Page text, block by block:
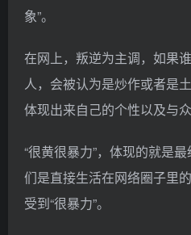
象”。
在网上，叛逆为主调，如果
人，会被认为是炒作或者是
体现出来自己的个性以及与众
“很黄很暴力”，体现的就是
们是直接生活在网络圈子里
受到“很暴力”。